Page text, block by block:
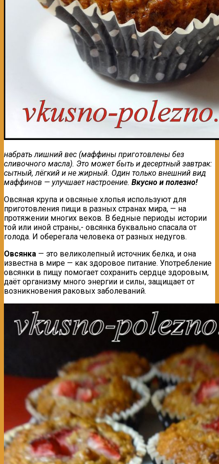
набрать лишний вес (маффины приготовлены без
сливочного масла). Это может быть и десертный завтрак:
сытный, лёгкий и не жирный. Один только внешний вид
маффинов — улучшает настроение. Вкусно и полезно!
Овсяная крупа и овсяные хлопья используют для
приготовления пищи в разных странах мира, — на
протяжении многих веков. В бедные периоды истории
той или иной страны,- овсянка буквально спасала от
голода. И оберегала человека от разных недугов.
Овсянка — это великолепный источник белка, и она
известна в мире — как здоровое питание. Употребление
овсянки в пищу помогает сохранить сердце здоровым,
даёт организму много энергии и силы, защищает от
возникновения раковых заболеваний.